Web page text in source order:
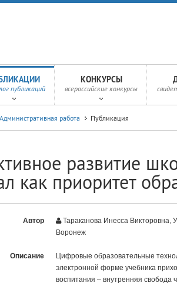
публикаций
КОНКУРСЫ
всероссийские конкурсы
Административная работа Публикация
развитие
как приоритет
Автор
Тараканова Инесса
Воронеж
Описание
Цифровые образовательные
электронной форме учебника
воспитания – внутренняя свобода